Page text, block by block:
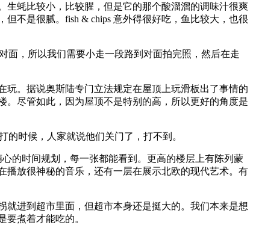
生蚝比较小，比较腥，但是它的那个酸溜溜的调味汁很爽
不是很腻。fish & chips 意外得很好吃，鱼比较大，也很
面，所以我们需要小走一段路到对面拍完照，然后在走
。据说奥斯陆专门立法规定在屋顶上玩滑板出了事情的
尽管如此，因为屋顶不是特别的高，所以更好的角度是
时候，人家就说他们关门了，打不到。
的时间规划，每一张都能看到。更高的楼层上有陈列蒙
放很神秘的音乐，还有一层在展示北欧的现代艺术。有
进到超市里面，但超市本身还是挺大的。我们本来是想
煮着才能吃的。